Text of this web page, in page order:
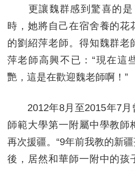
更讓魏群感到驚喜的是
時，她將自己在宿舍養的花
的劉紹萍老師。得知魏群老
萍老師高興不已：“現在這
艷，這是在歡迎魏老師啊！”
2012年8月至2015年7月
師範大學第一附屬中學教師
再次援疆。“9年前我教的新
後，居然和華師一附中的孩